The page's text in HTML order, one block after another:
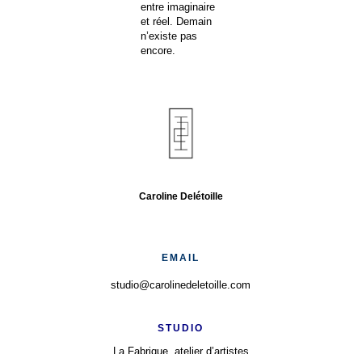
entre imaginaire
et réel. Demain
n’existe pas
encore.
Caroline Delétoille
EMAIL
studio@carolinedeletoille.com
STUDIO
La Fabrique, atelier d’artistes